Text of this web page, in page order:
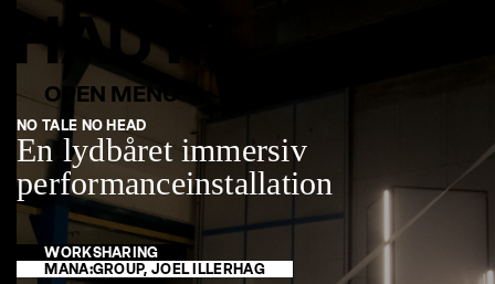
NO TALE NO HEAD
En lydbåret immersiv
performanceinstallation
WORKSHARING
MANA:GROUP, JOEL ILLERHAG